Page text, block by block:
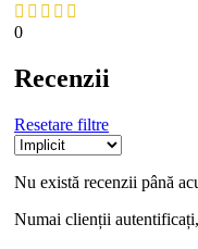
0
Recenzii
Resetare filtre
Nu există recenzii până
Numai clienții autentificați,